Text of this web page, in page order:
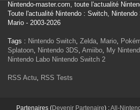
Nintendo-master.com, toute l'actualité
Toute l'actualité Nintendo : Switch,
Mario - 2003-2026
Tags : Nintendo Switch, Zelda, Mario,
Splatoon, Nintendo 3DS, Amiibo, My
Nintendo Labo Nintendo Switch 2
RSS Actu, RSS Tests
Partenaires (Devenir Partenaire) :All-